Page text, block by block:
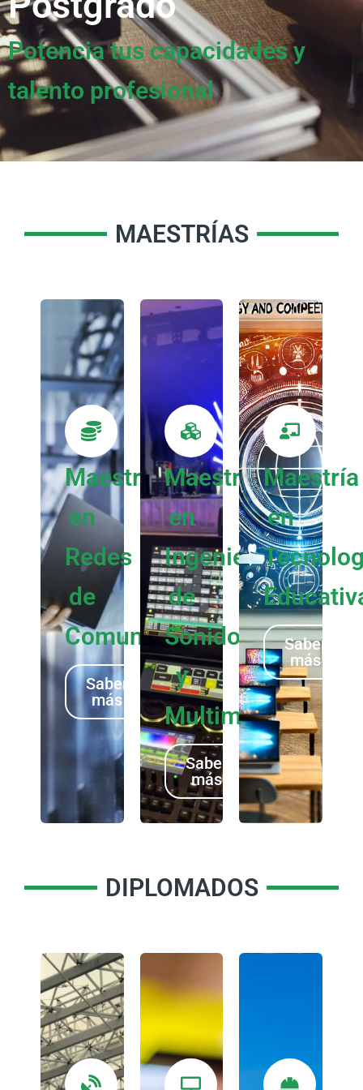
Potencia tus capacidades y
talento profesional
MAESTRÍAS
Maestría
en
Redes
de
Comunicación
Saber
más
Maestría
en
Ingeniería
de
Sonido
y
Multimedia
Saber
más
Maestría
en
Saber
más
DIPLOMADOS